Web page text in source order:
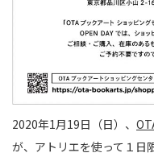
2020年1月19日（日）、
が、アトリエを使って１日